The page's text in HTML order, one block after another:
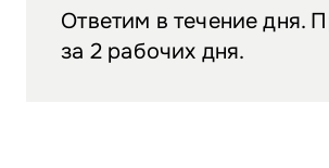
Ответим в течение дня.
за 2 рабочих дня.